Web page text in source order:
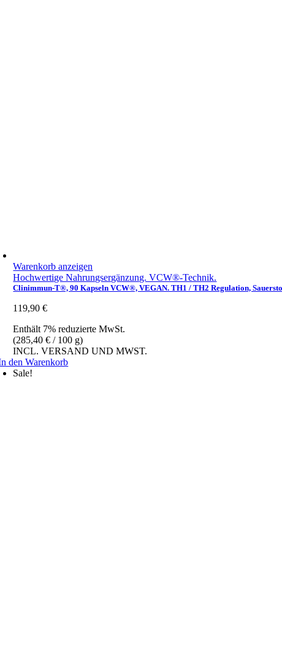
Warenkorb anzeigen
Hochwertige Nahrungsergänzung. VCW®-Technik.
Clinimmun-T®, 90 Kapseln VCW®, VEGAN. TH1 / TH2 Regulation,
119,90€
Enthält 7% reduzierte MwSt.
(285,40€ / 100 g)
INCL. VERSAND UND MWST.
den Warenkorb
Sale!